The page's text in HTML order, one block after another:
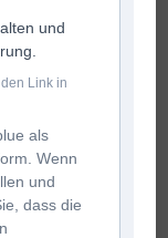
und
Link in
als
Wenn
und
dass die